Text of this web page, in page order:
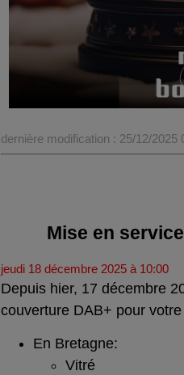
dernière modification : 25/12/2025
Mise en
jeudi 18 décembre 2025 à 10:00
Depuis hier, 17 décembre
couverture DAB+ pour
En Bretagne:
Vitré